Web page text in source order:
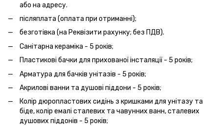
або на адресу.
післяплата (оплата при отриманні);
безготівка (на Реквізити рахунку; без ПДВ).
Санітарна кераміка - 5 років;
Пластикові бачки для прихованої інсталяції - 5 років;
Арматура для бачків унітазів - 5 років;
Акрилові ванни та душові піддони - 5 років;
Колір дюропластових сидінь з кришками для унітазу та
біде, колір емалі сталевих та чавунних ванн, сталевих
душових піддонів - 5 років;